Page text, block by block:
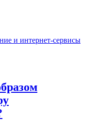
и интернет-сервисы